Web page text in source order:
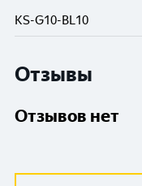
KS-G10-BL10
Отзывы
Отзывов нет